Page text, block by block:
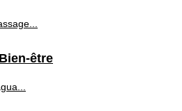
Bien-être